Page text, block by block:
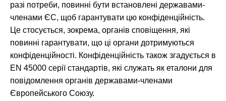
разі потреби, повинні бути встановлені державами-
членами ЄС, щоб гарантувати цю конфіденційність.
Це стосується, зокрема, органів сповіщення, які
повинні гарантувати, що ці органи дотримуються
конфіденційності. Конфіденційність також згадується в
EN 45000 серії стандартів, які служать як еталони для
повідомлення органів державами-членами
Європейського Союзу.